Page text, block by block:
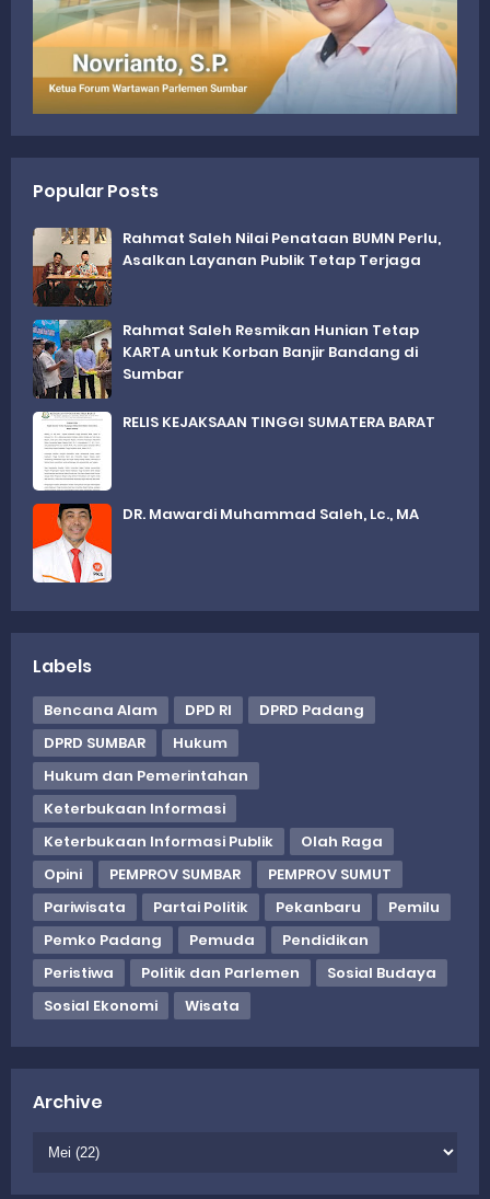
Popular Posts
Rahmat Saleh Nilai Penataan BUMN Perlu,
Asalkan Layanan Publik Tetap Terjaga
Rahmat Saleh Resmikan Hunian Tetap
KARTA untuk Korban Banjir Bandang di
Sumbar
RELIS KEJAKSAAN TINGGI SUMATERA BARAT
DR. Mawardi Muhammad Saleh, Lc., MA
Labels
Bencana Alam DPD RI
DPRD Padang
DPRD SUMBAR
Hukum
Hukum dan Pemerintahan
Keterbukaan Informasi
Keterbukaan Informasi Publik
Olah Raga
Opini
PEMPROV SUMBAR
PEMPROV SUMUT
Pariwisata
Partai Politik Pekanbaru
Pemilu
Pemko Padang
Pemuda
Pendidikan
Peristiwa
Politik dan Parlemen
Sosial Budaya
Sosial Ekonomi
Wisata
Archive